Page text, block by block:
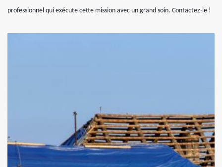
professionnel qui exécute cette mission avec un grand soin. Contactez-le !